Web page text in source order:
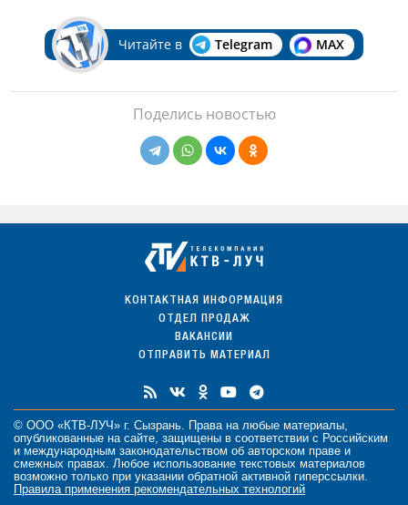
Читайте в Telegram MAX
Поделись новостью
КОНТАКТНАЯ ИНФОРМАЦИЯ
ОТДЕЛ ПРОДАЖ
ВАКАНСИИ
ОТПРАВИТЬ МАТЕРИАЛ
© ООО «КТВ-ЛУЧ» г. Сызрань. Права на любые материалы,
опубликованные на сайте, защищены в соответствии с Российским
и международным законодательством об авторском праве и
смежных правах. Любое использование текстовых материалов
возможно только при указании обратной активной гиперссылки.
Правила применения рекомендательных технологий